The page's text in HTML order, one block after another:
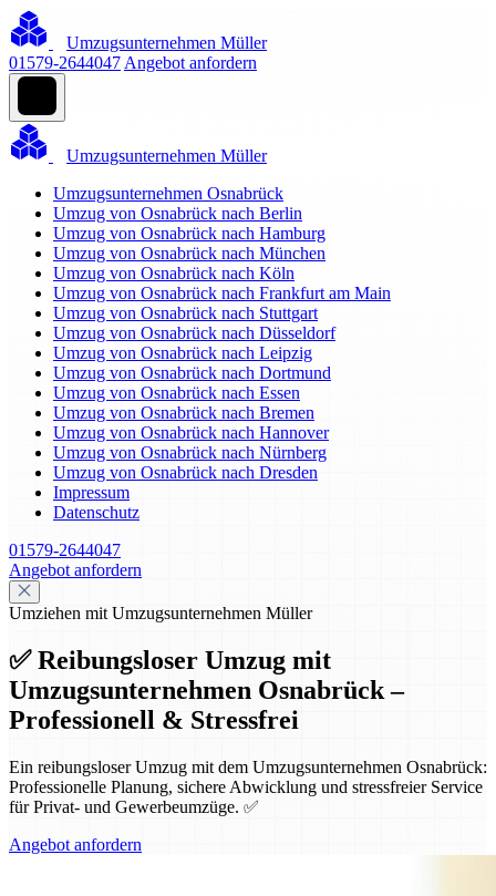
Umzugsunternehmen Müller
01579-2644047 Angebot anfordern
Umzugsunternehmen Müller
Umzugsunternehmen Osnabrück
Umzug von Osnabrück nach Berlin
Umzug von Osnabrück nach Hamburg
Umzug von Osnabrück nach München
Umzug von Osnabrück nach Köln
Umzug von Osnabrück nach Frankfurt am Main
Umzug von Osnabrück nach Stuttgart
Umzug von Osnabrück nach Düsseldorf
Umzug von Osnabrück nach Leipzig
Umzug von Osnabrück nach Dortmund
Umzug von Osnabrück nach Essen
Umzug von Osnabrück nach Bremen
Umzug von Osnabrück nach Hannover
Umzug von Osnabrück nach Nürnberg
Umzug von Osnabrück nach Dresden
Impressum
Datenschutz
01579-2644047
Angebot anfordern
Umziehen mit Umzugsunternehmen Müller
✅ Reibungsloser Umzug mit
Umzugsunternehmen Osnabrück –
Professionell & Stressfrei
Ein reibungsloser Umzug mit dem Umzugsunternehmen Osnabrück:
Professionelle Planung, sichere Abwicklung und stressfreier Service
für Privat- und Gewerbeumzüge. ✅
Angebot anfordern